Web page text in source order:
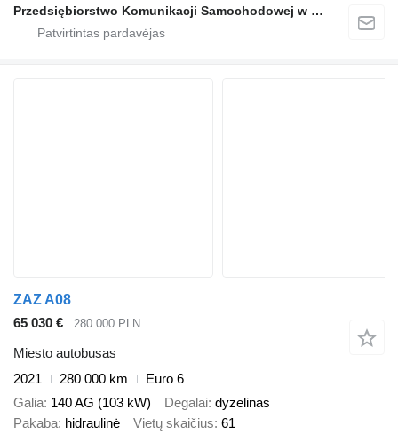
Przedsiębiorstwo Komunikacji Samochodowej w Grodzisku Mazowieckim Sp. z o.o.
ZAZ A08
65 030 €
280 000 PLN
Miesto autobusas
2021
280 000 km
Euro 6
Galia 140 AG (103 kW) Degalai dyzelinas
Pakaba hidraulinė Vietų skaičius 61